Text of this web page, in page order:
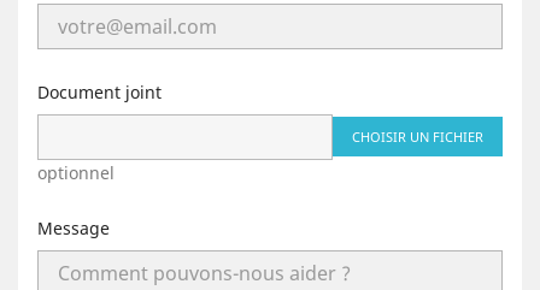
Document joint
CHOISIR UN FICHIER
optionnel
Message